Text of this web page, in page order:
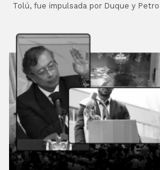
Tolú, fue impulsada por Duque y